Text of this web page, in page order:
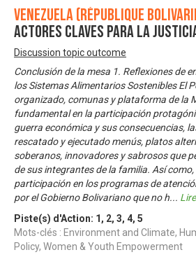
Venezuela (République
Actores Claves para la
Discussion topic outcome
Conclusión de la mesa 1. Reflexiones de
los Sistemas Alimentarios Sostenibles El
organizado, comunas y plataforma de la
fundamental en la participación
guerra económica y sus consecuencias,
rescatado y ejecutado menús, platos
soberanos, innovadores y sabrosos que
de sus integrantes de la familia. Así
participación en los programas de
por el Gobierno Bolivariano que no h...
Piste(s) d'Action: 1 , 2, 3, 4, 5
Mots-clés : Environment and Climate,
Policy, Women & Youth Empowerment